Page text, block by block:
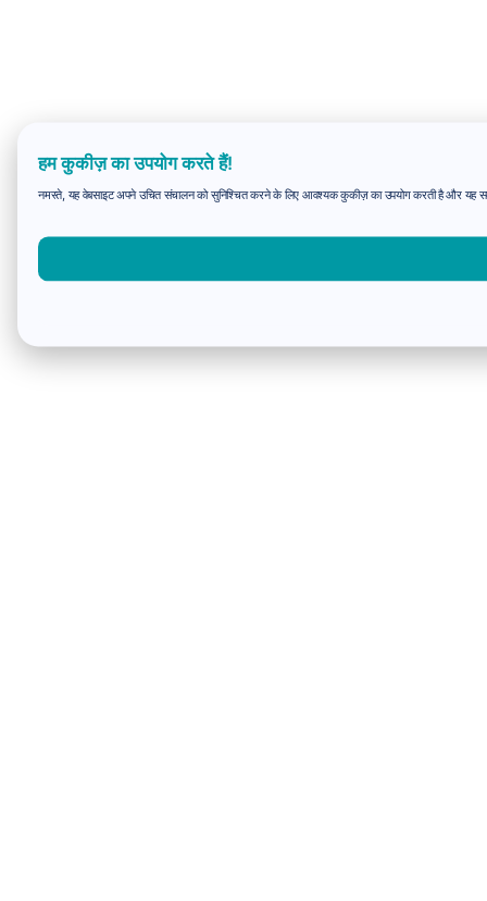
हम कुकीज़ का उपयोग करते हैं!
नमस्ते, यह वेबसाइट अपने उचित संचालन को सुनिश्चित करने के लिए आवश्यक कुकीज़ का उपयोग करती है और यह